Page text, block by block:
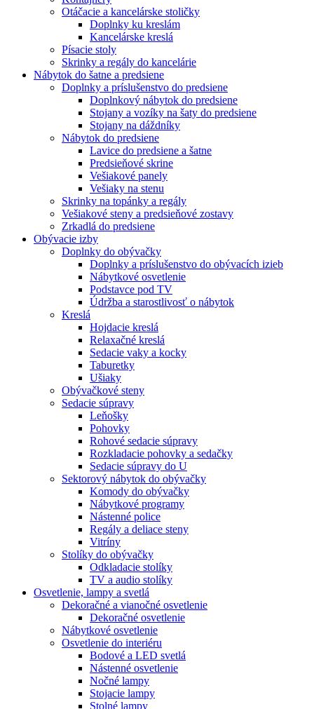
Otáčacie a kancelárske stoličky
Doplnky ku kreslám
Kancelárske kreslá
Písacie stoly
Skrinky a regály do kancelárie
Nábytok do šatne a predsiene
Doplnky a príslušenstvo do predsiene
Doplnkový nábytok do predsiene
Stojany a vozíky na šaty do predsiene
Stojany na dáždníky
Nábytok do predsiene
Lavice do predsiene a šatne
Predsieňové skrine
Vešiakové panely
Vešiaky na stenu
Skrinky na topánky a regály
Vešiakové steny a predsieňové zostavy
Zrkadlá do predsiene
Obývacie izby
Doplnky do obývačky
Doplnky a príslušenstvo do obývacích izieb
Nábytkové osvetlenie
Podstavce pod TV
Údržba a starostlivosť o nábytok
Kreslá
Hojdacie kreslá
Relaxačné kreslá
Sedacie vaky a kocky
Taburetky
Ušiaky
Obývačkové steny
Sedacie súpravy
Leňošky
Pohovky
Rohové sedacie súpravy
Rozkladacie pohovky a sedačky
Sedacie súpravy do U
Sektorový nábytok do obývačky
Komody do obývačky
Nábytkové programy
Nástenné police
Regály a deliace steny
Vitríny
Stolíky do obývačky
Odkladacie stolíky
TV a audio stolíky
Osvetlenie, lampy a svetlá
Dekoračné a vianočné osvetlenie
Dekoračné osvetlenie
Nábytkové osvetlenie
Osvetlenie do interiéru
Bodové a LED svetlá
Nástenné osvetlenie
Nočné lampy
Stojacie lampy
Stolné lampy